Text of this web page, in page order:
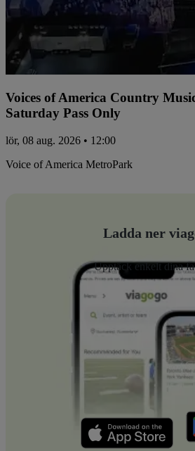
Voices of America Country
Saturday Pass Only
lör, 08 aug. 2026 • 12:00
Voice of America MetroPark
Ladda ner
Upptäck enkelt dina